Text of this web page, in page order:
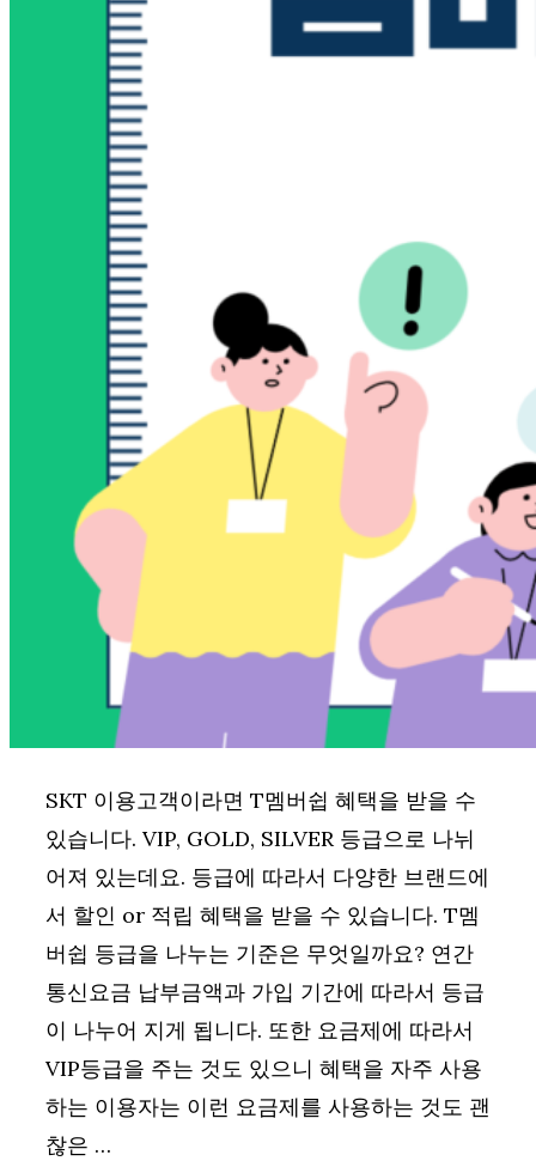
SKT 이용고객이라면 T멤버쉽 혜택을 받을 수
있습니다. VIP, GOLD, SILVER 등급으로 나뉘
어져 있는데요. 등급에 따라서 다양한 브랜드에
서 할인 or 적립 혜택을 받을 수 있습니다. T멤
버쉽 등급을 나누는 기준은 무엇일까요? 연간
통신요금 납부금액과 가입 기간에 따라서 등급
이 나누어 지게 됩니다. 또한 요금제에 따라서
VIP등급을 주는 것도 있으니 혜택을 자주 사용
하는 이용자는 이런 요금제를 사용하는 것도 괜
찮은 …